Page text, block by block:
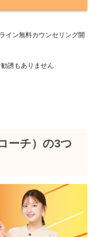
イン無料カウンセリング開
誘もありません
ーチ）の3つ